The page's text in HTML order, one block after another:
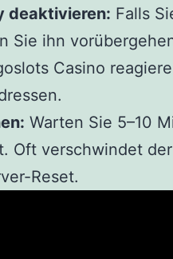
deaktivieren: Falls
Sie ihn
Casino
Warten Sie 5–10
Oft verschwindet
Reset.